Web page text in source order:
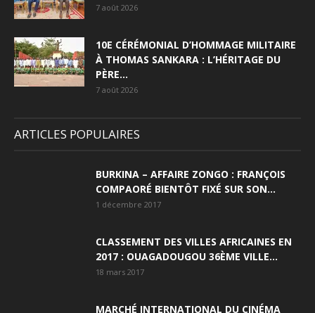
7 août 2026
10E CÉRÉMONIAL D’HOMMAGE MILITAIRE
À THOMAS SANKARA : L’HÉRITAGE DU
PÈRE...
7 août 2026
ARTICLES POPULAIRES
BURKINA – AFFAIRE ZONGO : FRANÇOIS
COMPAORÉ BIENTÔT FIXÉ SUR SON...
1 décembre 2017
CLASSEMENT DES VILLES AFRICAINES EN
2017 : OUAGADOUGOU 36ÈME VILLE...
18 mars 2017
MARCHÉ INTERNATIONAL DU CINÉMA